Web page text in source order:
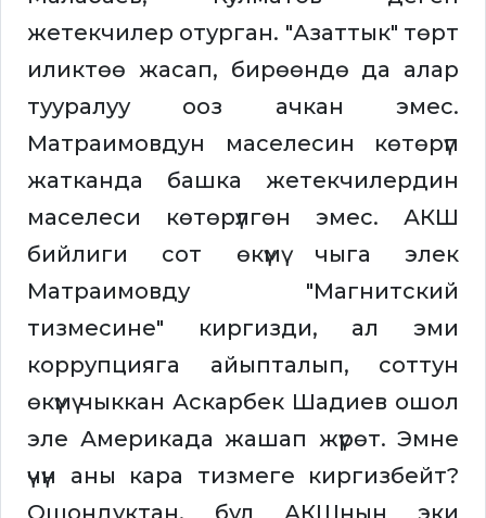
жетекчилер отурган. "Азаттык" төрт
иликтөө жасап, бирөөндө да алар
тууралуу ооз ачкан эмес.
Матраимовдун маселесин көтөрүп
жатканда башка жетекчилердин
маселеси көтөрүлгөн эмес. АКШ
бийлиги сот өкүмү чыга элек
Матраимовду "Магнитский
тизмесине" киргизди, ал эми
коррупцияга айыпталып, соттун
өкүмү чыккан Аскарбек Шадиев ошол
эле Америкада жашап жүрөт. Эмне
үчүн аны кара тизмеге киргизбейт?